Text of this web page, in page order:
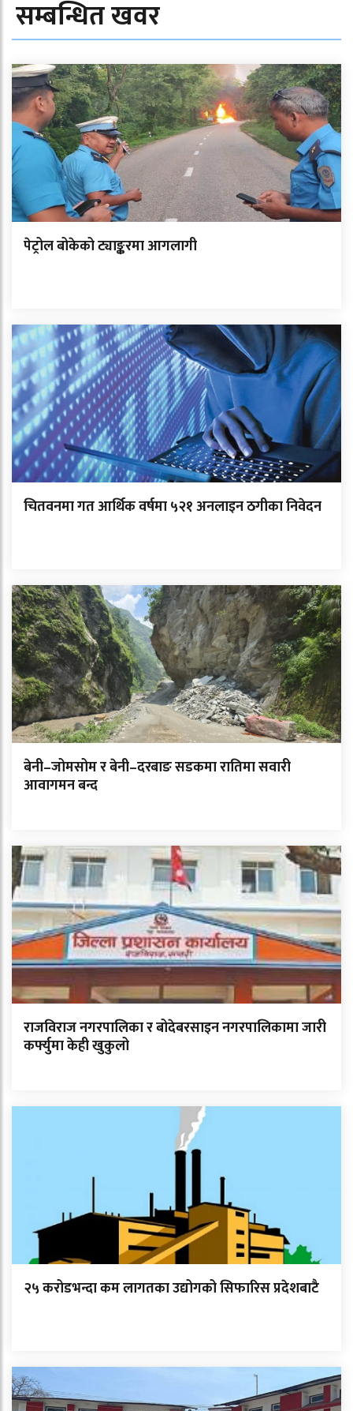
सम्बन्धित खवर
पेट्रोल बोकेको ट्याङ्करमा आगलागी
चितवनमा गत आर्थिक वर्षमा ५२१ अनलाइन ठगीका निवेदन
बेनी–जोमसोम र बेनी–दरबाङ सडकमा रातिमा सवारी
आवागमन बन्द
राजविराज नगरपालिका र बोदेबरसाइन नगरपालिकामा जारी
कर्फ्युमा केही खुकुलो
२५ करोडभन्दा कम लागतका उद्योगको सिफारिस प्रदेशबाटै